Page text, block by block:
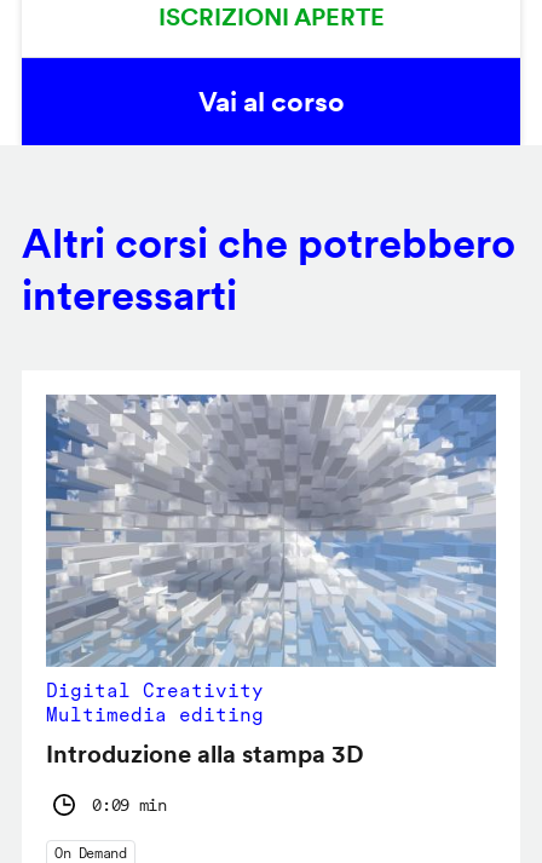
ISCRIZIONI APERTE
Vai al corso
Altri corsi che potrebbero
interessarti
Digital Creativity
Multimedia editing
Introduzione alla stampa 3D
0:09 min
On Demand